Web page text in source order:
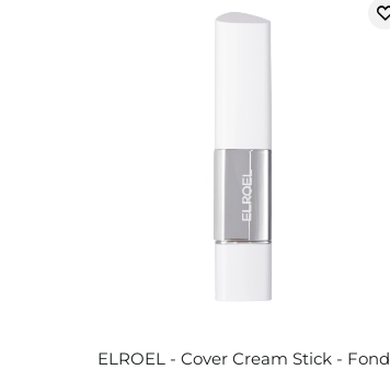
ELROEL - Cover Cream Stick - Fond